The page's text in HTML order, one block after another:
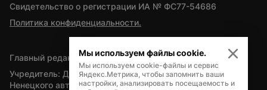
Свидетельство о регистрации ИА № ФС77-54686
Политика конфиденциальности.
Главный редактор — А.Л. Поздеев
Учредитель: Департамент внутренней политики Ямало-
Ненецкого автономного округа
Мы используем файлы cookie.
Мы используем cookie-файлы и сервис
Яндекс.Метрика, чтобы запомнить ваши
настройки, анализировать посещаемость и